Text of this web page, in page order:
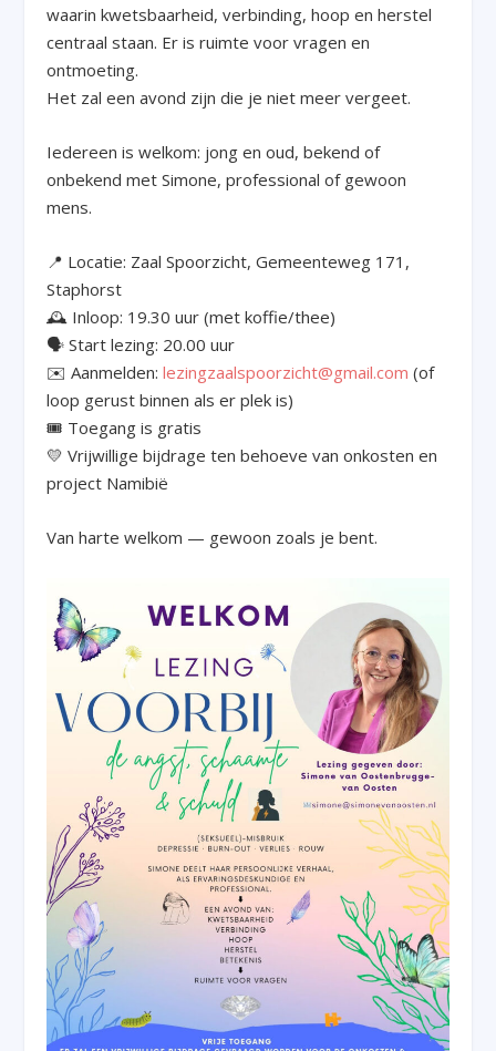
waarin kwetsbaarheid, verbinding, hoop en herstel
centraal staan. Er is ruimte voor vragen en
ontmoeting.
Het zal een avond zijn die je niet meer vergeet.
Iedereen is welkom: jong en oud, bekend of
onbekend met Simone, professional of gewoon
mens.
📍 Locatie: Zaal Spoorzicht, Gemeenteweg 171,
Staphorst
🕰️ Inloop: 19.30 uur (met koffie/thee)
🗣️ Start lezing: 20.00 uur
✉️ Aanmelden:lezingzaalspoorzicht@gmail.com (of
loop gerust binnen als er plek is)
🎟️ Toegang is gratis
💛 Vrijwillige bijdrage ten behoeve van onkosten en
project Namibië
Van harte welkom — gewoon zoals je bent.